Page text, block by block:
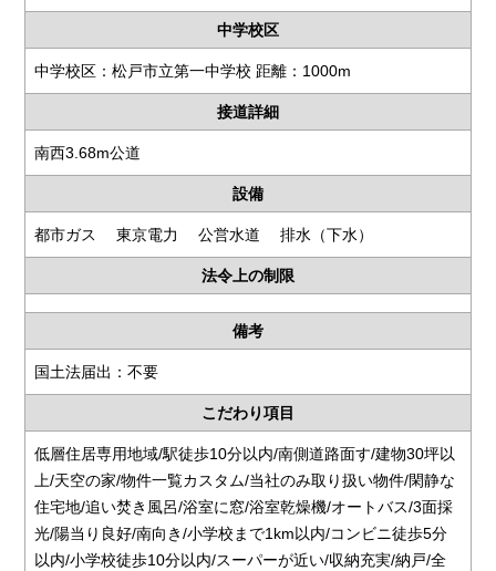
中学校区
中学校区：松戸市立第一中学校 距離：1000m
接道詳細
南西3.68m公道
設備
都市ガス 東京電力 公営水道 排水（下水）
法令上の制限
備考
国土法届出：不要
こだわり項目
低層住居専用地域/駅徒歩10分以内/南側道路面す/建物30坪以
上/天空の家/物件一覧カスタム/当社のみ取り扱い物件/閑静な
住宅地/追い焚き風呂/浴室に窓/浴室乾燥機/オートバス/3面採
光/陽当り良好/南向き/小学校まで1km以内/コンビニ徒歩5分
以内/小学校徒歩10分以内/スーパーが近い/収納充実/納戸/全